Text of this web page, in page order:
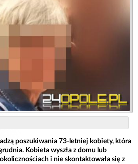
poszukiwania 73-letniej kobiety, która
Kobieta wyszła z domu lub
i nie skontaktowała się z